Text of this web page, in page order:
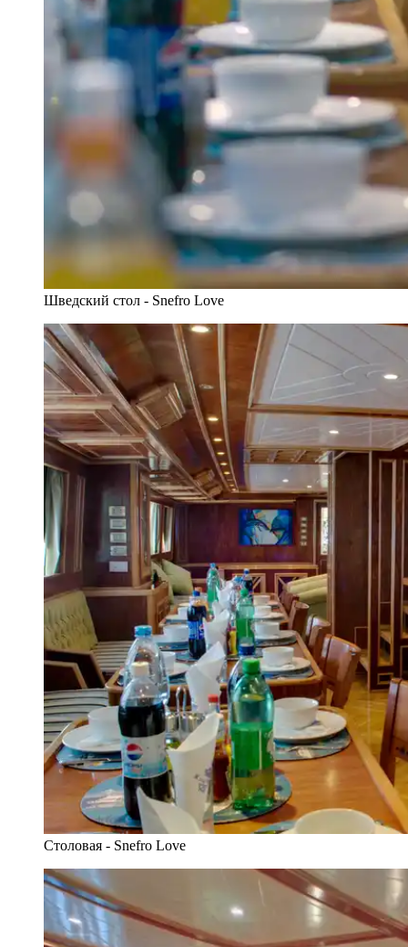
Шведский стол - Snefro Love
Столовая - Snefro Love